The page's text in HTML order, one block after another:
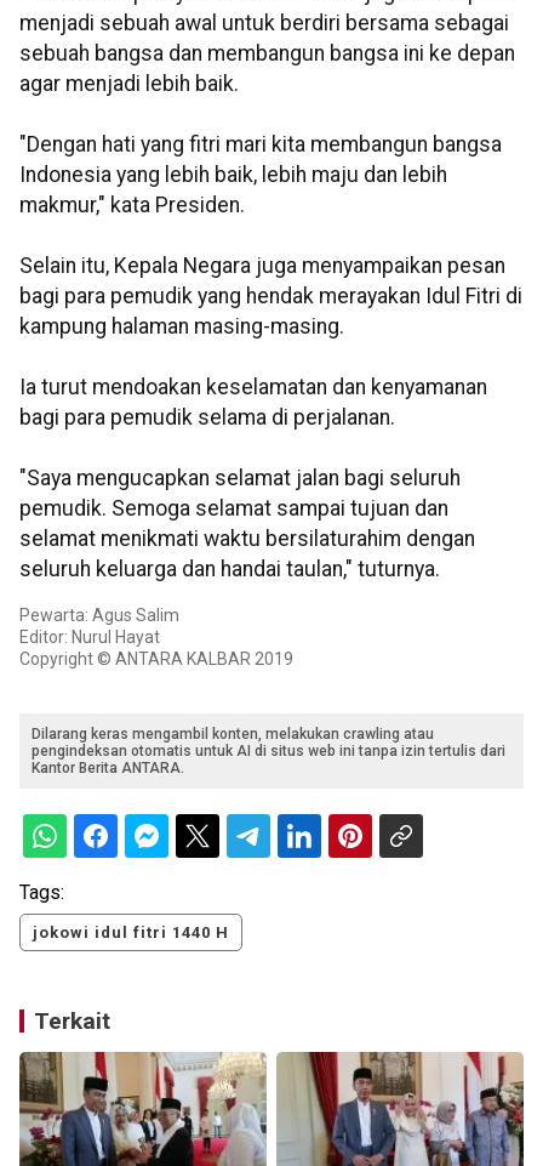
menjadi sebuah awal untuk berdiri bersama sebagai
sebuah bangsa dan membangun bangsa ini ke depan
agar menjadi lebih baik.
"Dengan hati yang fitri mari kita membangun bangsa
Indonesia yang lebih baik, lebih maju dan lebih
makmur," kata Presiden.
Selain itu, Kepala Negara juga menyampaikan pesan
bagi para pemudik yang hendak merayakan Idul Fitri di
kampung halaman masing-masing.
Ia turut mendoakan keselamatan dan kenyamanan
bagi para pemudik selama di perjalanan.
"Saya mengucapkan selamat jalan bagi seluruh
pemudik. Semoga selamat sampai tujuan dan
selamat menikmati waktu bersilaturahim dengan
seluruh keluarga dan handai taulan," tuturnya.
Pewarta: Agus Salim
Editor: Nurul Hayat
Copyright © ANTARA KALBAR 2019
Dilarang keras mengambil konten, melakukan crawling atau
pengindeksan otomatis untuk AI di situs web ini tanpa izin tertulis dari
Kantor Berita ANTARA.
Tags:
jokowi idul fitri 1440 H
Terkait